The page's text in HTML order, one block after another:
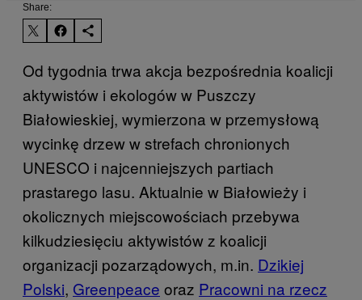
Share:
Od tygodnia trwa akcja bezpośrednia koalicji
aktywistów i ekologów w Puszczy
Białowieskiej, wymierzona w przemysłową
wycinkę drzew w strefach chronionych
UNESCO i najcenniejszych partiach
prastarego lasu. Aktualnie w Białowieży i
okolicznych miejscowościach przebywa
kilkudziesięciu aktywistów z koalicji
organizacji pozarządowych, m.in. Dzikiej
Polski, Greenpeace oraz Pracowni na rzecz